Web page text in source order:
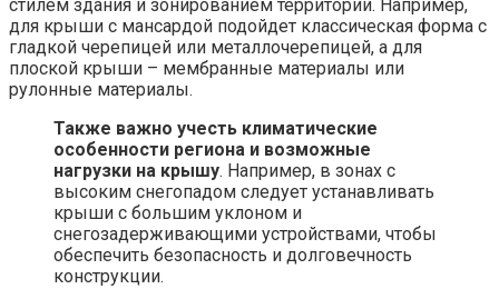
стилем здания и зонированием территории. Например,
для крыши с мансардой подойдет классическая форма с
гладкой черепицей или металлочерепицей, а для
плоской крыши – мембранные материалы или
рулонные материалы.
Также важно учесть климатические
особенности региона и возможные
нагрузки на крышу. Например, в зонах с
высоким снегопадом следует устанавливать
крыши с большим уклоном и
снегозадерживающими устройствами, чтобы
обеспечить безопасность и долговечность
конструкции.